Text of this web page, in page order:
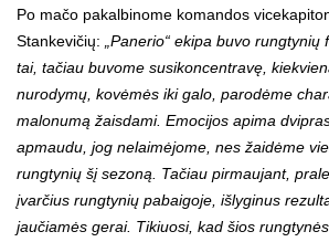
Po mačo pakalbinome komandos
Stankevičių: „Panerio“ ekipa buvo
tai, tačiau buvome susikoncentravę,
nurodymų, kovėmės iki galo, parodėme
malonumą žaisdami. Emocijos apima
apmaudu, jog nelaimėjome, nes žaidėme
rungtynių šį sezoną. Tačiau pirmaujant,
įvarčius rungtynių pabaigoje, išlyginus
jaučiamės gerai. Tikiuosi, kad šios